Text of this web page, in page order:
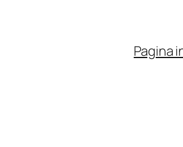
Pagina